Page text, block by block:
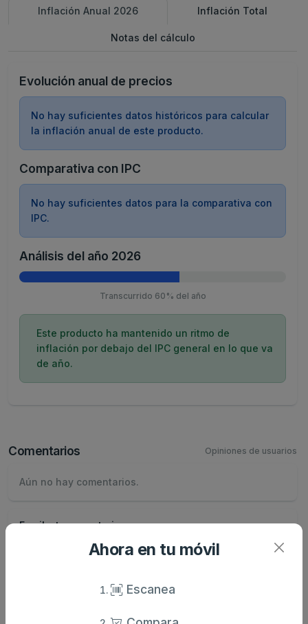
Inflación Anual 2026 Inflación Total
Notas del cálculo
Evolución anual de precios
No hay suficientes datos históricos para calcular
la inflación anual de este producto.
Comparativa con IPC
No hay suficientes datos para la comparativa con
IPC.
Análisis del año 2026
Transcurrido 60% del año
Este producto ha mantenido un ritmo de
inflación por debajo del IPC general en lo que va
de año.
Comentarios Opiniones de usuarios
Aún no hay comentarios.
Escribe tu comentario
Ahora en tu móvil
Escanea